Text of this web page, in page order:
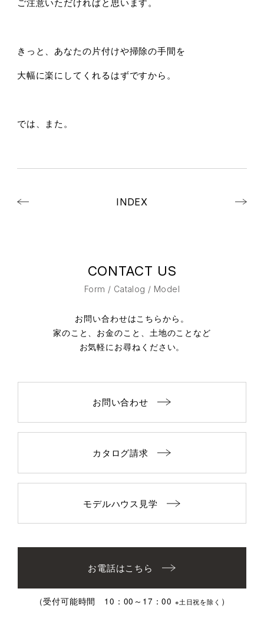
きっと、あなたの片付けや掃除の手間を
大幅に楽にしてくれるはずですから。
では、また。
INDEX
CONTACT US
Form / Catalog / Model
お問い合わせはこちらから。
家のこと、お金のこと、土地のことなど
お気軽にお尋ねください。
お問い合わせ
カタログ請求
モデルハウス見学
お電話はこちら
（受付可能時間 10：00～17：00 ※土日祝を除く ）